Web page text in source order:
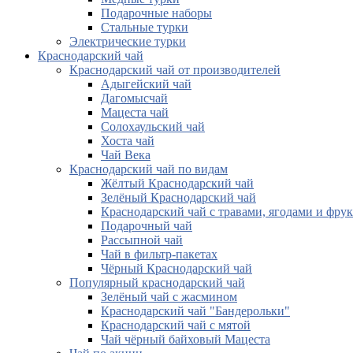
Подарочные наборы
Стальные турки
Электрические турки
Краснодарский чай
Краснодарский чай от производителей
Адыгейский чай
Дагомысчай
Мацеста чай
Солохаульский чай
Хоста чай
Чай Века
Краснодарский чай по видам
Жёлтый Краснодарский чай
Зелёный Краснодарский чай
Краснодарский чай с травами, ягодами и
Подарочный чай
Рассыпной чай
Чай в фильтр-пакетах
Чёрный Краснодарский чай
Популярный краснодарский чай
Зелёный чай с жасмином
Краснодарский чай "Бандерольки"
Краснодарский чай с мятой
Чай чёрный байховый Мацеста